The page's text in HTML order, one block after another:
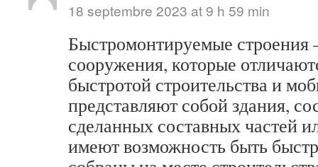
18 septembre 2023 at 9 h 59 min
Быстромонтируемые строения
сооружения, которые
быстротой строительства и
представляют собой здания,
сделанных составных частей
имеют возможность быть